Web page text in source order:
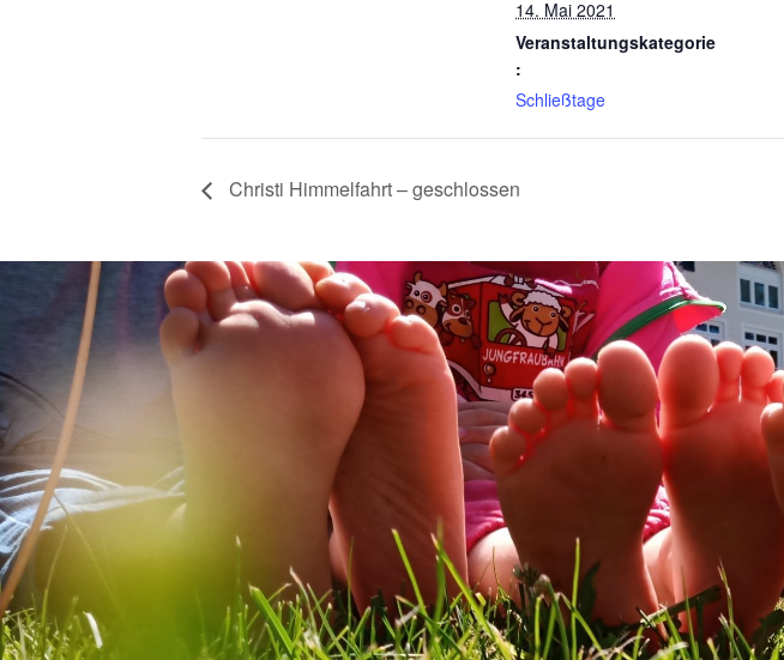
14. Mai 2021
Veranstaltungskategorie
:
Schließtage
Christi Himmelfahrt – geschlossen